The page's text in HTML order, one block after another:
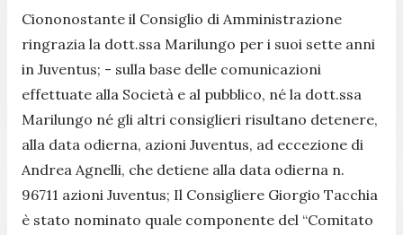
Ciononostante il Consiglio di Amministrazione
ringrazia la dott.ssa Marilungo per i suoi sette anni
in Juventus; - sulla base delle comunicazioni
effettuate alla Società e al pubblico, né la dott.ssa
Marilungo né gli altri consiglieri risultano detenere,
alla data odierna, azioni Juventus, ad eccezione di
Andrea Agnelli, che detiene alla data odierna n.
96711 azioni Juventus; Il Consigliere Giorgio Tacchia
è stato nominato quale componente del “Comitato